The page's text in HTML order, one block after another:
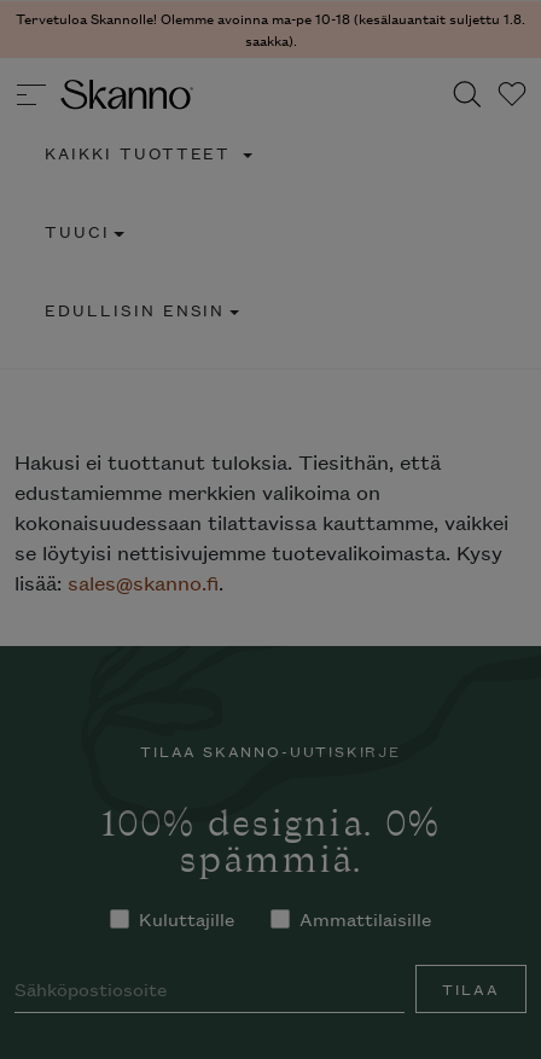
Tervetuloa Skannolle! Olemme avoinna ma-pe 10-18 (kesälauantait suljettu 1.8.
saakka).
Type 2 or more characters for results.
KAIKKI TUOTTEET
TUUCI
EDULLISIN ENSIN
Hakusi ei tuottanut tuloksia. Tiesithän, että
edustamiemme merkkien valikoima on
kokonaisuudessaan tilattavissa kauttamme, vaikkei
se löytyisi nettisivujemme tuotevalikoimasta. Kysy
lisää: sales@skanno.fi.
TILAA SKANNO-UUTISKIRJE
100% designia. 0%
spämmiä.
Kuluttajille Ammattilaisille
TILAA